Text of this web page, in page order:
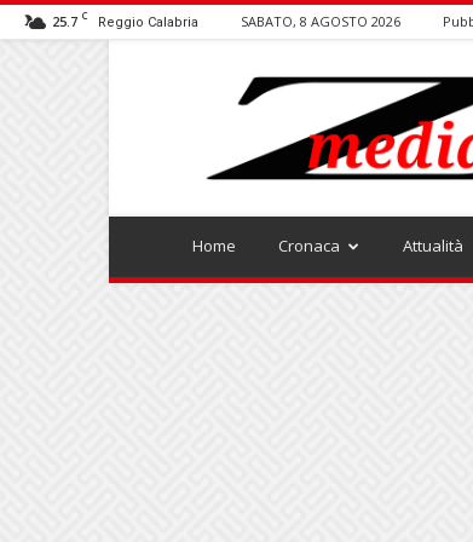
25.7 C Reggio Calabria SABATO, 8 AGOSTO 2026
ZMEDIA
Home Cronaca Attualità